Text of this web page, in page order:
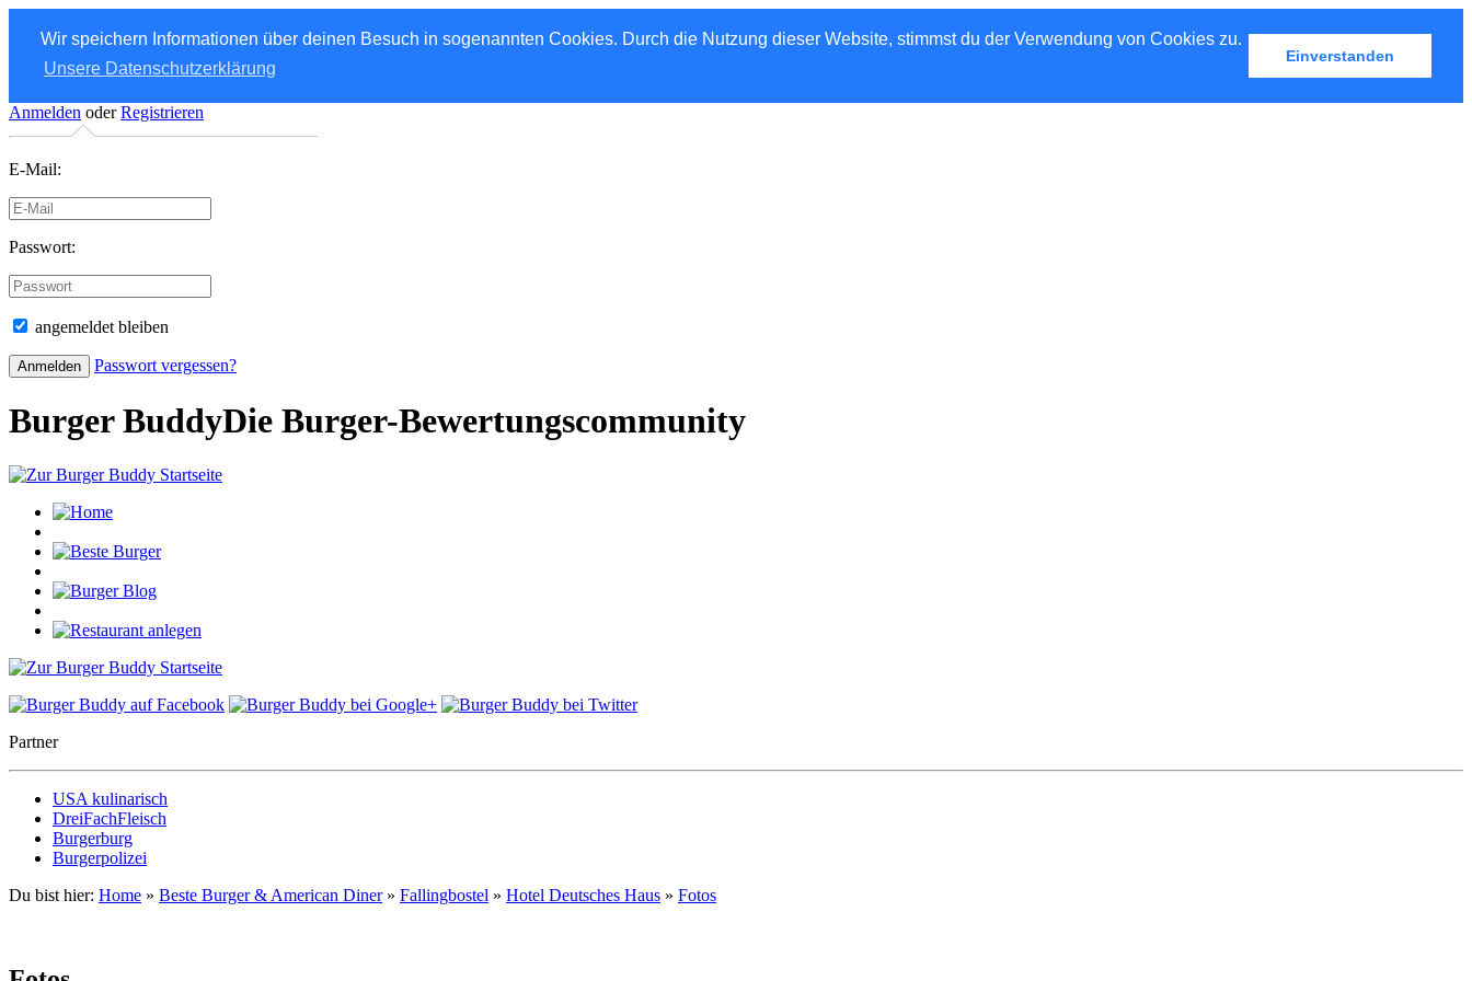
Wir speichern Informationen über deinen Besuch in sogenannten Cookies. Durch die Nutzung dieser Website, stimmst du der Verwendung von Cookies zu.
Unsere Datenschutzerklärung
Einverstanden
Anmelden oder Registrieren
E-Mail:
Passwort:
angemeldet bleiben
Passwort vergessen?
Burger BuddyDie Burger-Bewertungscommunity
Partner
USA kulinarisch
DreiFachFleisch
Burgerburg
Burgerpolizei
Du bist hier: Home » Beste Burger & American Diner» Fallingbostel » Hotel Deutsches Haus » Fotos